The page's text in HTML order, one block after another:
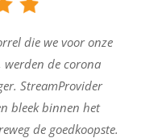
die we voor onze
werden de corona
StreamProvider
bleek binnen het
de goedkoopste.